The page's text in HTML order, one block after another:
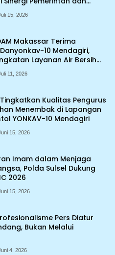
15, 2026
Makassar Terima
10 Mendagiri,
Layanan Air Bersih
11, 2026
Tingkatkan Kualitas Pengurus
Menembak di Lapangan
YONKAV-10 Mendagiri
15, 2026
Imam dalam Menjaga
Polda Sulsel Dukung
2026
15, 2026
Pers Diatur
Bukan Melalui
4, 2026